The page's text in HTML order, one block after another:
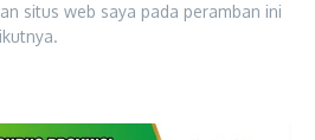
situs web saya pada peramban ini